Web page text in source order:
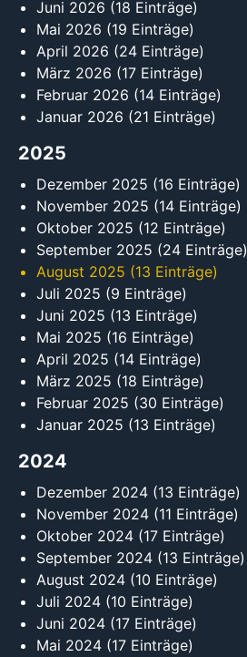
Juni 2026 (18 Einträge)
Mai 2026 (19 Einträge)
April 2026 (24 Einträge)
März 2026 (17 Einträge)
Februar 2026 (14 Einträge)
Januar 2026 (21 Einträge)
2025
Dezember 2025 (16 Einträge)
November 2025 (14 Einträge)
Oktober 2025 (12 Einträge)
September 2025 (24 Einträge)
August 2025 (13 Einträge)
Juli 2025 (9 Einträge)
Juni 2025 (13 Einträge)
Mai 2025 (16 Einträge)
April 2025 (14 Einträge)
März 2025 (18 Einträge)
Februar 2025 (30 Einträge)
Januar 2025 (13 Einträge)
2024
Dezember 2024 (13 Einträge)
November 2024 (11 Einträge)
Oktober 2024 (17 Einträge)
September 2024 (13 Einträge)
August 2024 (10 Einträge)
Juli 2024 (10 Einträge)
Juni 2024 (17 Einträge)
Mai 2024 (17 Einträge)